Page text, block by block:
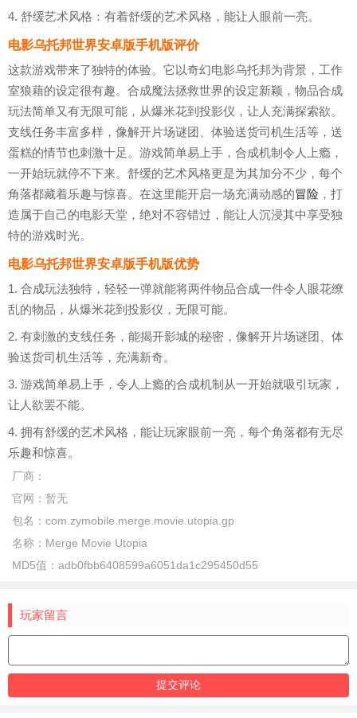
4. 舒缓艺术风格：有着舒缓的艺术风格，能让人眼前一亮。
电影乌托邦世界安卓版手机版评价
这款游戏带来了独特的体验。它以奇幻电影乌托邦为背景，工作
室狼藉的设定很有趣。合成魔法拯救世界的设定新颖，物品合成
玩法简单又有无限可能，从爆米花到投影仪，让人充满探索欲。
支线任务丰富多样，像解开片场谜团、体验送货司机生活等，送
蛋糕的情节也刺激十足。游戏简单易上手，合成机制令人上瘾，
一开始玩就停不下来。舒缓的艺术风格更是为其加分不少，每个
角落都藏着乐趣与惊喜。在这里能开启一场充满动感的冒险 ，打
造属于自己的电影天堂，绝对不容错过，能让人沉浸其中享受独
特的游戏时光。
电影乌托邦世界安卓版手机版优势
1. 合成玩法独特，轻轻一弹就能将两件物品合成一件令人眼花缭
乱的物品，从爆米花到投影仪，无限可能。
2. 有刺激的支线任务，能揭开影城的秘密，像解开片场谜团、体
验送货司机生活等，充满新奇。
3. 游戏简单易上手，令人上瘾的合成机制从一开始就吸引玩家，
让人欲罢不能。
4. 拥有舒缓的艺术风格，能让玩家眼前一亮，每个角落都有无尽
乐趣和惊喜。
厂商：
官网： 暂无
包名： com.zymobile.merge.movie.utopia.gp
名称： Merge Movie Utopia
MD5值： adb0fbb6408599a6051da1c295450d55
玩家留言